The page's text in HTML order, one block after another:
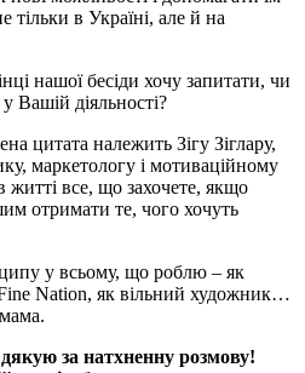
тільки в Україні, але й на
нашої бесіди хочу запитати, чи
Вашій діяльності?
цитата належить Зігу Зіглару,
маркетологу і мотиваційному
все, що захочете, якщо
отримати те, чого хочуть
у всьому, що роблю – як
Nation, як вільний художник…
за натхненну розмову!